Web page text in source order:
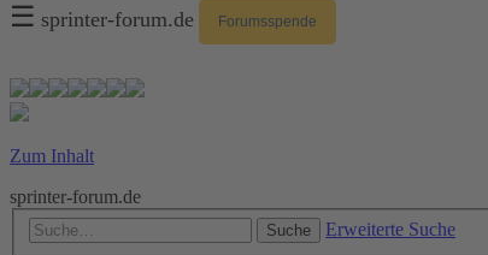
☰ sprinter-forum.de Forumsspende
Zum Inhalt
sprinter-forum.de
Suche Erweiterte Suche